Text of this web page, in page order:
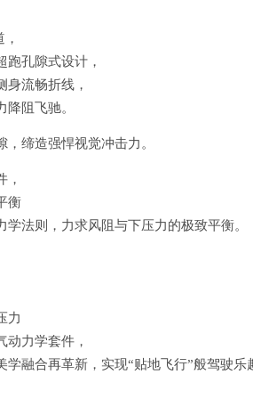
跑孔隙式设计，
身流畅折线，
阻飞驰。
缔造强悍视觉冲击力。
，
衡
学法则，力求风阻与下压力的极致平衡。
力
动力学套件，
学融合再革新，实现“贴地飞行”般驾驶乐